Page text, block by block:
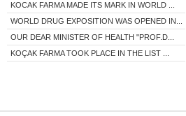
KOCAK FARMA MADE ITS MARK IN WORLD ...
WORLD DRUG EXPOSITION WAS OPENED IN...
OUR DEAR MINISTER OF HEALTH "PROF.D...
KOÇAK FARMA TOOK PLACE IN THE LIST ...